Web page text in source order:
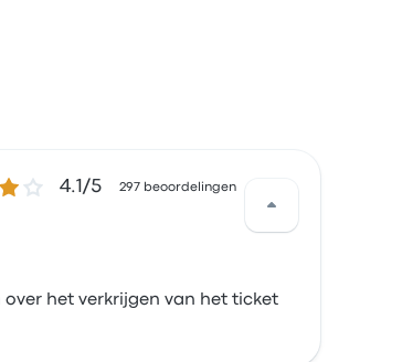
5 sterren4.1/5 297 beoordelingen
over het verkrijgen van het ticket